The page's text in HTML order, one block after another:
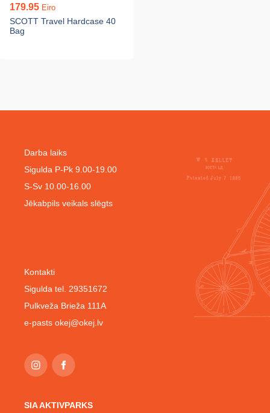
179.95 Eiro
SCOTT Travel Hardcase 40
Bag
Kontakti
Sigulda tel. 29351672
Pulkveža Brieža 111A
e-pasts okej@okej.lv
Darba laiks
Sigulda P-Pk 9.00-19.00
S-Sv 10.00-16.00
Jēkabpils veikals slēgts
SIA AKTIVPARKS